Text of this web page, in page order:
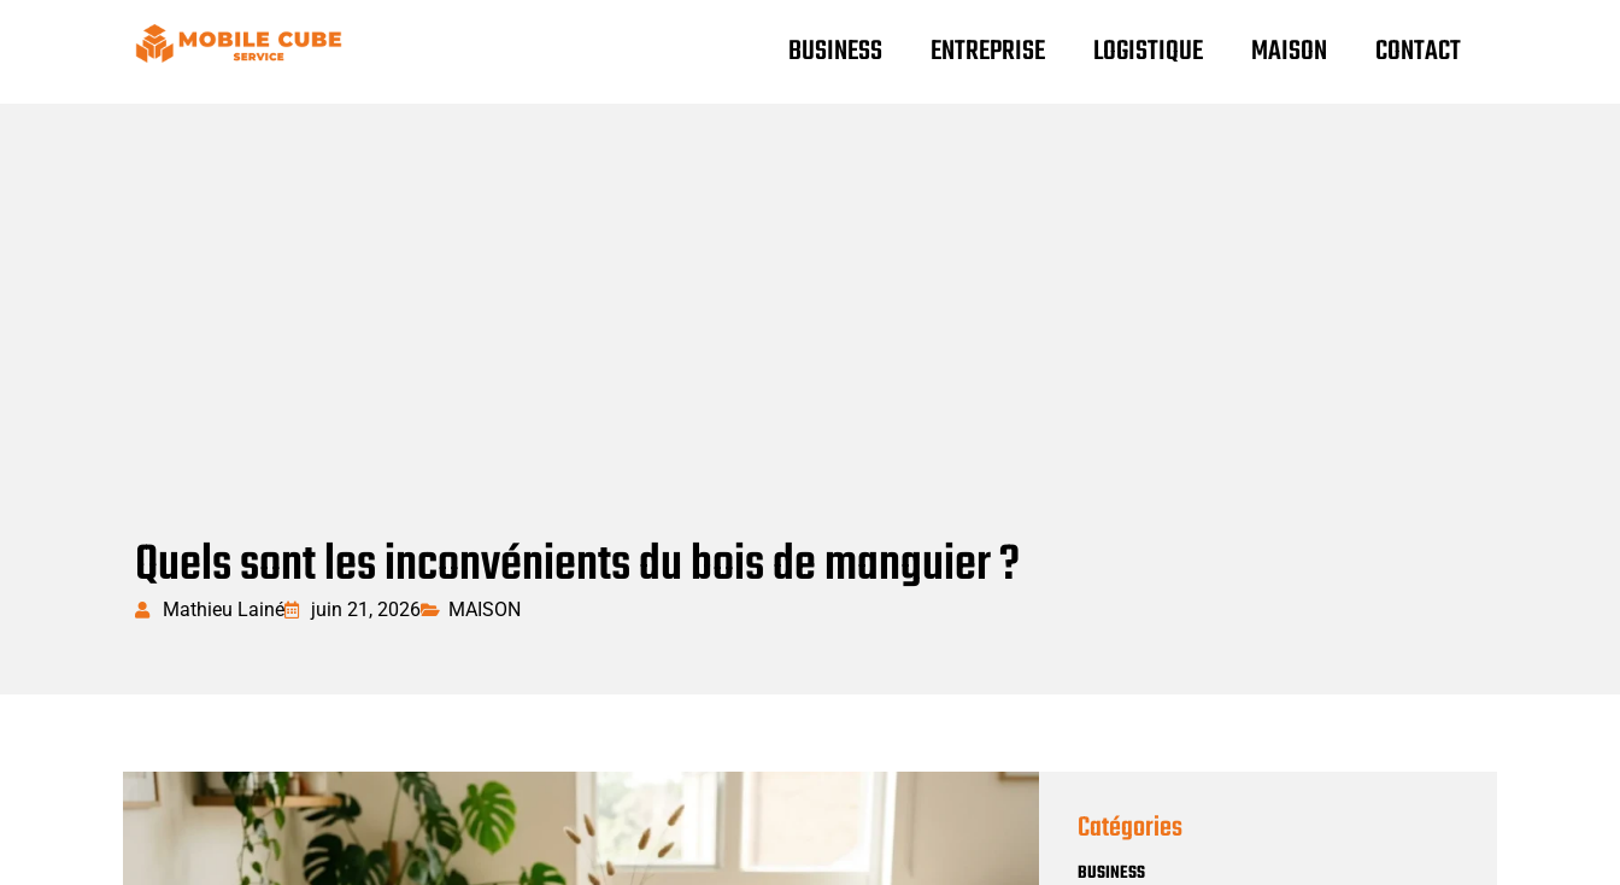
BUSINESS ENTREPRISE LOGISTIQUE MAISON CONTACT
Quels sont les inconvénients du bois de manguier ?
Mathieu Lainé juin 21, 2026 MAISON
Catégories
BUSINESS